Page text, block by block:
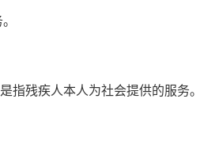
残疾人本人为社会提供的服务。